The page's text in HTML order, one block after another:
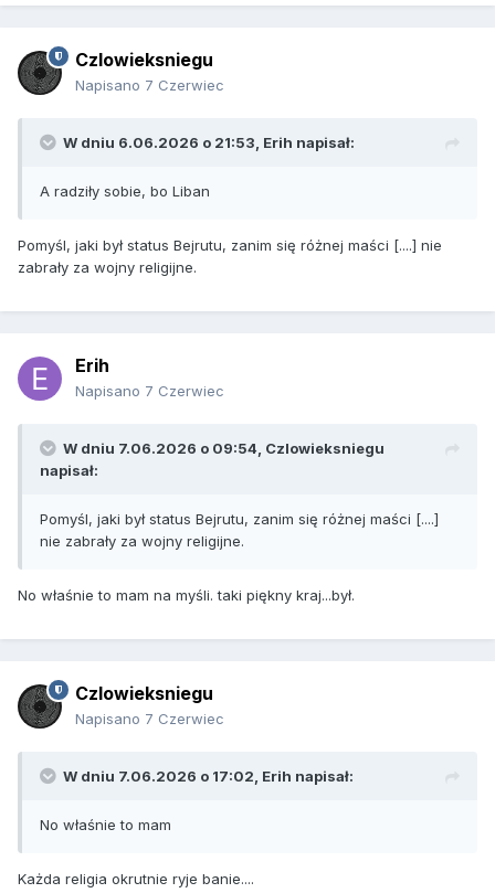
Czlowieksniegu
Napisano 7 Czerwiec
W dniu 6.06.2026 o 21:53, Erih napisał:
A radziły sobie, bo Liban
Pomyśl, jaki był status Bejrutu, zanim się różnej maści [....] nie
zabrały za wojny religijne.
Erih
Napisano 7 Czerwiec
W dniu 7.06.2026 o 09:54, Czlowieksniegu
napisał:
Pomyśl, jaki był status Bejrutu, zanim się różnej maści [....]
nie zabrały za wojny religijne.
No właśnie to mam na myśli. taki piękny kraj...był.
Czlowieksniegu
Napisano 7 Czerwiec
W dniu 7.06.2026 o 17:02, Erih napisał:
No właśnie to mam
Każda religia okrutnie ryje banie....